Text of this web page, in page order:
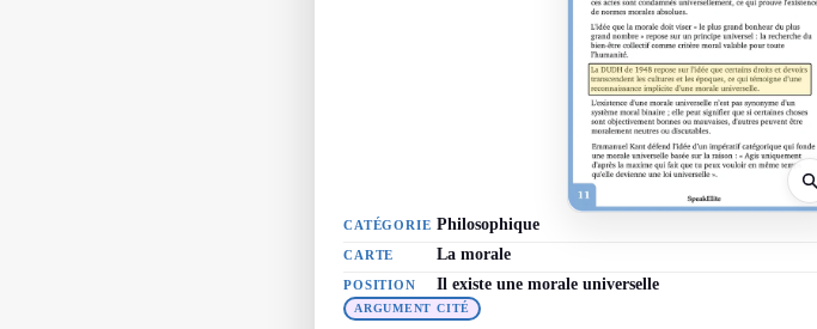
CATÉGORIE Philosophique
CARTE La morale
POSITION Il existe une morale universelle
ARGUMENT CITÉ